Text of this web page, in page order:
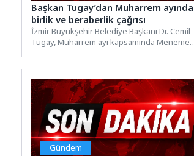
Başkan Tugay’dan Muharrem ayında
birlik ve beraberlik çağrısı
İzmir Büyükşehir Belediye Başkanı Dr. Cemil
Tugay, Muharrem ayı kapsamında Menemen
Gündem